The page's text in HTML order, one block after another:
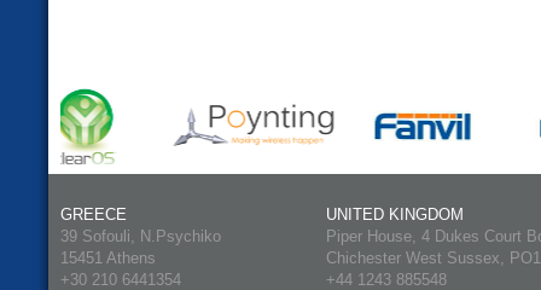
GREECE
39 Sofouli, N.Psychiko
15451 Athens
+30 210 6441354
UNITED KINGDOM
Piper House, 4 Dukes Court
Chichester West Sussex,
+44 1243 885548